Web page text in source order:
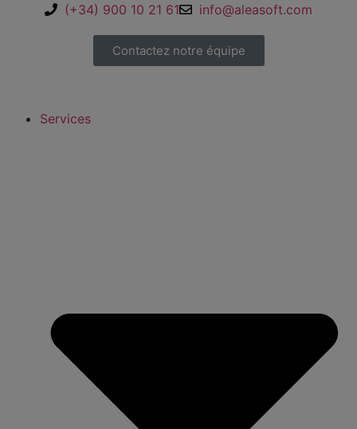
(+34) 900 10 21 61 info@aleasoft.com
Contactez notre équipe
Services